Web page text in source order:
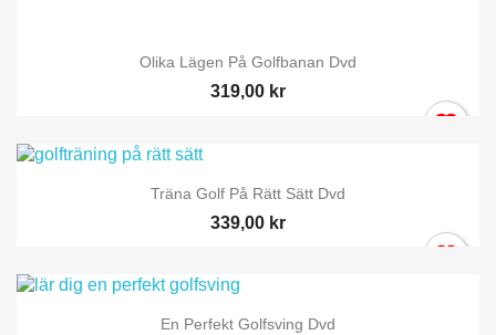
Olika Lägen På Golfbanan Dvd
319,00 kr
Träna Golf På Rätt Sätt Dvd
339,00 kr
En Perfekt Golfsving Dvd